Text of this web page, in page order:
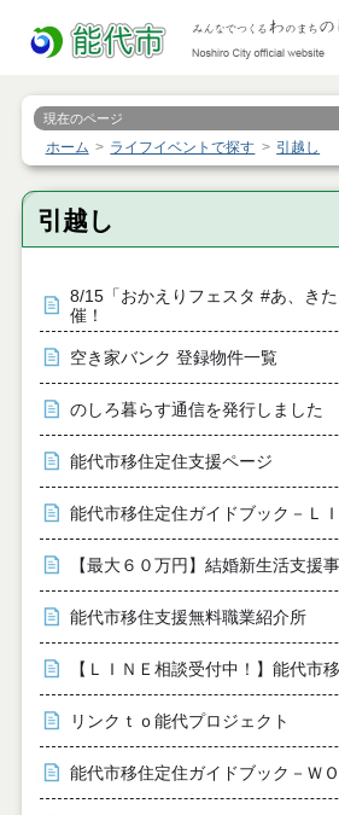
現在のページ
ホーム ライフイベントで探す 引越し
引越し
8/15「おかえりフェスタ #あ、き
催！
空き家バンク 登録物件一覧
のしろ暮らす通信を発行しました
能代市移住定住支援ページ
能代市移住定住ガイドブック－Ｌ
【最大６０万円】結婚新生活支援
能代市移住支援無料職業紹介所
【ＬＩＮＥ相談受付中！】能代市
リンクｔｏ能代プロジェクト
能代市移住定住ガイドブック－Ｗ